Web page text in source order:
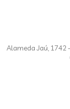
Alameda Jaú, 1742